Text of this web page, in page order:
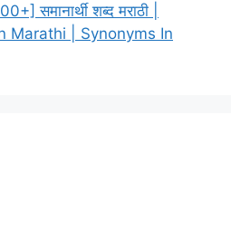
समानार्थी शब्द मराठी |
Marathi | Synonyms In